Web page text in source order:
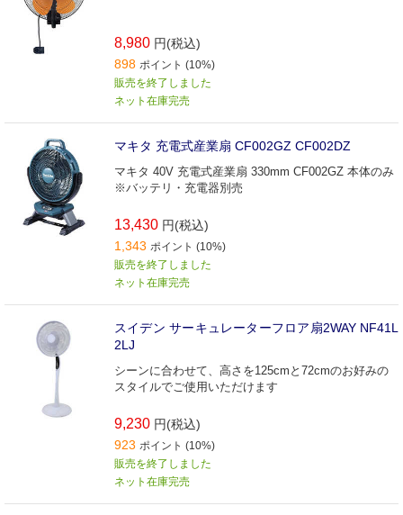
8,980 円(税込)
898 ポイント (10%)
販売を終了しました
ネット在庫完売
マキタ 充電式産業扇 CF002GZ CF002DZ
マキタ 40V 充電式産業扇 330mm CF002GZ 本体のみ
※バッテリ・充電器別売
13,430 円(税込)
1,343 ポイント (10%)
販売を終了しました
ネット在庫完売
スイデン サーキュレーターフロア扇2WAY NF41L
2LJ
シーンに合わせて、高さを125cmと72cmのお好みの
スタイルでご使用いただけます
9,230 円(税込)
923 ポイント (10%)
販売を終了しました
ネット在庫完売